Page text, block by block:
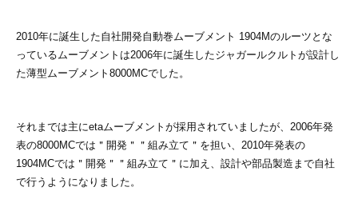
2010年に誕生した自社開発自動巻ムーブメント 1904Mのルーツとな
っているムーブメントは2006年に誕生したジャガールクルトが設計し
た薄型ムーブメント8000MCでした。
それまでは主にetaムーブメントが採用されていましたが、2006年発
表の8000MCでは＂開発＂＂組み立て＂を担い、2010年発表の
1904MCでは＂開発＂＂組み立て＂に加え、設計や部品製造まで自社
で行うようになりました。